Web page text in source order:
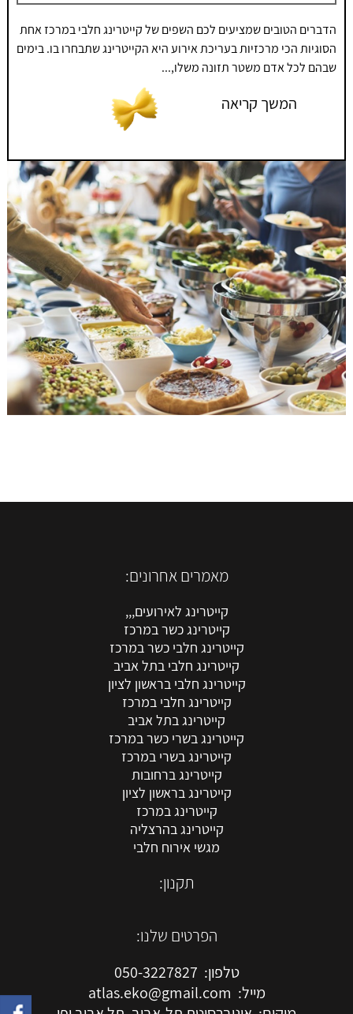
הדברים הטובים שמציעים לכם השפים של קייטרינג חלבי במרכז אחת
הסוגיות הכי מרכזיות בעריכת אירוע היא הקייטרינג שתבחרו בו. בימים
שבהם לכל אדם משטר תזונה משלו,...
המשך קריאה
מאמרים אחרונים:
קייטרינג לאירועים,,,
קייטרינג כשר במרכז
קייטרינג חלבי כשר במרכז
קייטרינג חלבי בתל אביב
קייטרינג חלבי בראשון לציון
קייטרינג חלבי במרכז
קייטרינג בתל אביב
קייטרינג בשרי כשר במרכז
קייטרינג בשרי במרכז
קייטרינג ברחובות
קייטרינג בראשון לציון
קייטרינג במרכז
קייטרינג בהרצליה
מגשי אירוח חלבי
תקנון:
הפרטים שלנו:
טלפון: 050-3227827
מייל: atlas.eko@gmail.com